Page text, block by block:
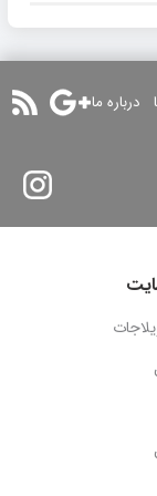
درباره ما